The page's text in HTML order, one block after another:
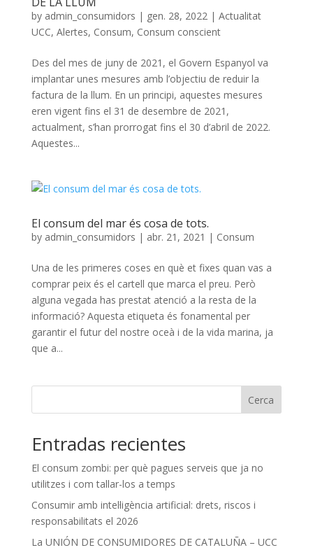
by admin_consumidors | gen. 28, 2022 | Actualitat
UCC, Alertes, Consum, Consum conscient
Des del mes de juny de 2021, el Govern Espanyol va
implantar unes mesures amb l’objectiu de reduir la
factura de la llum. En un principi, aquestes mesures
eren vigent fins el 31 de desembre de 2021,
actualment, s’han prorrogat fins el 30 d’abril de 2022.
Aquestes...
El consum del mar és cosa de tots.
by admin_consumidors | abr. 21, 2021 | Consum
Una de les primeres coses en què et fixes quan vas a
comprar peix és el cartell que marca el preu. Però
alguna vegada has prestat atenció a la resta de la
informació? Aquesta etiqueta és fonamental per
garantir el futur del nostre oceà i de la vida marina, ja
que a...
Cerca
Entradas recientes
El consum zombi: per què pagues serveis que ja no
utilitzes i com tallar-los a temps
Consumir amb intel·ligència artificial: drets, riscos i
responsabilitats el 2026
La UNIÓN DE CONSUMIDORES DE CATALUÑA – UCC